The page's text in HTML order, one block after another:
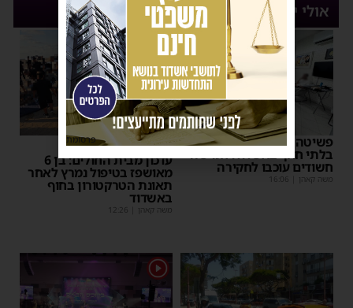
אולי יעניין אותך
פשיטה על בית הימורים
בלתי חוקי באשדוד: חמישה
חשודים עוכבו לחקירה
משה קאהן
כלי מסוכן
עדכון מבית החולים: בן 6
מאושפז בטיפול נמרץ לאחר
תאונת הטרקטורון בחוף
באשדוד
משה קאהן 12:26
1
פרסומת